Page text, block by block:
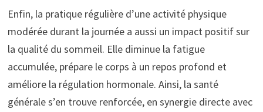
Enfin, la pratique régulière d’une activité physique
modérée durant la journée a aussi un impact positif sur
la qualité du sommeil. Elle diminue la fatigue
accumulée, prépare le corps à un repos profond et
améliore la régulation hormonale. Ainsi, la santé
générale s’en trouve renforcée, en synergie directe avec